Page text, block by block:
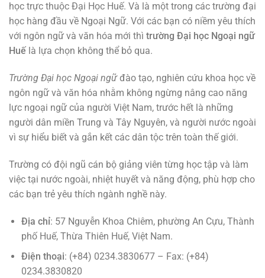
học trực thuộc Đại Học Huế. Và là một trong các trường đại
học hàng đầu về Ngoại Ngữ. Với các bạn có niềm yêu thích
với ngôn ngữ và văn hóa mới thì trường Đại học Ngoại ngữ
Huế là lựa chọn không thể bỏ qua.
Trường Đại học Ngoại ngữđào tạo, nghiên cứu khoa học về
ngôn ngữ và văn hóa nhằm không ngừng nâng cao năng
lực ngoại ngữ của người Việt Nam, trước hết là những
người dân miền Trung và Tây Nguyên, và người nước ngoài
vì sự hiểu biết và gắn kết các dân tộc trên toàn thế giới.
Trường có đội ngũ cán bộ giảng viên từng học tập và làm
việc tại nước ngoài, nhiệt huyết và năng động, phù hợp cho
các bạn trẻ yêu thích ngành nghề này.
Địa chỉ: 57 Nguyễn Khoa Chiêm, phường An Cựu, Thành
phố Huế, Thừa Thiên Huế, Việt Nam.
Điện thoại: (+84) 0234.3830677 – Fax: (+84)
0234.3830820